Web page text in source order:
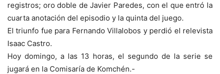
registros; oro doble de Javier Paredes, con el que entró la
cuarta anotación del episodio y la quinta del juego.
El triunfo fue para Fernando Villalobos y perdió el relevista
Isaac Castro.
Hoy domingo, a las 13 horas, el segundo de la serie se
jugará en la Comisaría de Komchén.-